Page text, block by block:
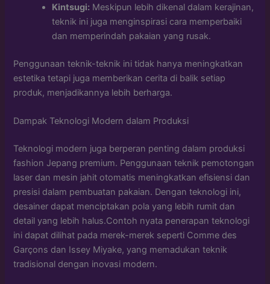
Kintsugi: Meskipun lebih dikenal dalam kerajinan,
teknik ini juga menginspirasi cara memperbaiki
dan memperindah pakaian yang rusak.
Penggunaan teknik-teknik ini tidak hanya meningkatkan
estetika tetapi juga memberikan cerita di balik setiap
produk, menjadikannya lebih berharga.
Dampak Teknologi Modern dalam Produksi
Teknologi modern juga berperan penting dalam produksi
fashion Jepang premium. Penggunaan teknik pemotongan
laser dan mesin jahit otomatis meningkatkan efisiensi dan
presisi dalam pembuatan pakaian. Dengan teknologi ini,
desainer dapat menciptakan pola yang lebih rumit dan
detail yang lebih halus.Contoh nyata penerapan teknologi
ini dapat dilihat pada merek-merek seperti Comme des
Garçons dan Issey Miyake, yang memadukan teknik
tradisional dengan inovasi modern.